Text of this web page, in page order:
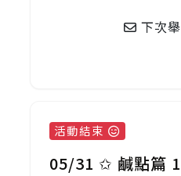
下次
活動結束
05/31 ✩ 鹹點篇